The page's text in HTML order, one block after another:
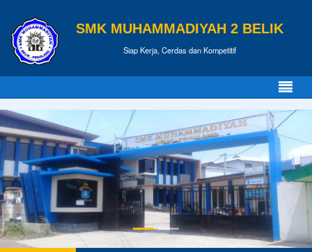
SMK MUHAMMADIYAH 2 BELIK
Siap Kerja, Cerdas dan Kompetitif